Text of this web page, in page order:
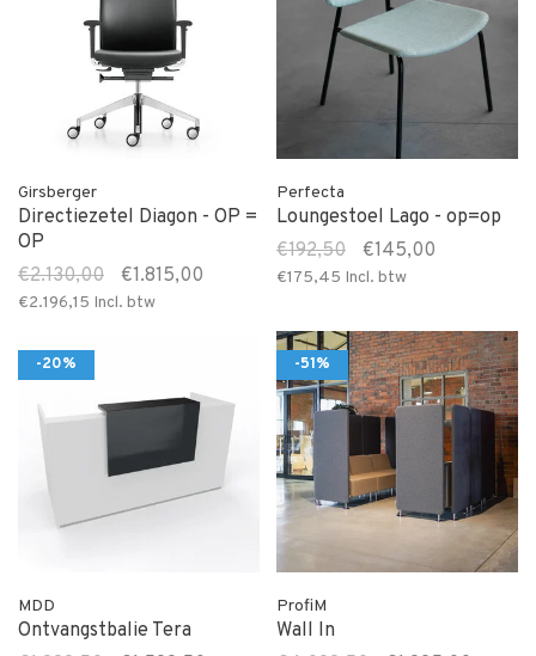
Girsberger
Directiezetel Diagon - OP =
OP
€2.130,00
€1.815,00
€2.196,15 Incl. btw
Perfecta
Loungestoel Lago - op=op
€192,50
€145,00
€175,45 Incl. btw
-20%
MDD
Ontvangstbalie Tera
-51%
ProfiM
Wall In